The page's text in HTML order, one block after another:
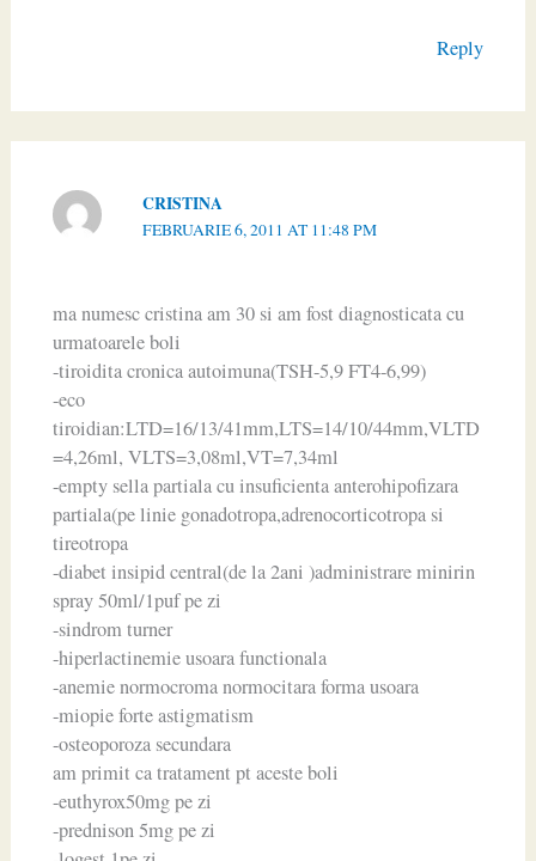
Reply
CRISTINA
FEBRUARIE 6, 2011 AT 11:48 PM
ma numesc cristina am 30 si am fost diagnosticata cu
urmatoarele boli
-tiroidita cronica autoimuna(TSH-5,9 FT4-6,99)
-eco
tiroidian:LTD=16/13/41mm,LTS=14/10/44mm,VLTD
=4,26ml, VLTS=3,08ml,VT=7,34ml
-empty sella partiala cu insuficienta anterohipofizara
partiala(pe linie gonadotropa,adrenocorticotropa si
tireotropa
-diabet insipid central(de la 2ani )administrare minirin
spray 50ml/1puf pe zi
-sindrom turner
-hiperlactinemie usoara functionala
-anemie normocroma normocitara forma usoara
-miopie forte astigmatism
-osteoporoza secundara
am primit ca tratament pt aceste boli
-euthyrox50mg pe zi
-prednison 5mg pe zi